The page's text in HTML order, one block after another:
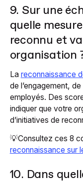
9. Sur une
quelle
reconnu et
organisation
La reconnaissance
de l’engagement,
employés. Des
indiquer que votre
d’initiatives de
💡Consultez ces 8
reconnaissance sur
10. Dans